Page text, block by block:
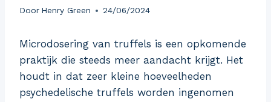
Door Henry Green 24/06/2024
Microdosering van truffels is een opkomende
praktijk die steeds meer aandacht krijgt. Het
houdt in dat zeer kleine hoeveelheden
psychedelische truffels worden ingenomen